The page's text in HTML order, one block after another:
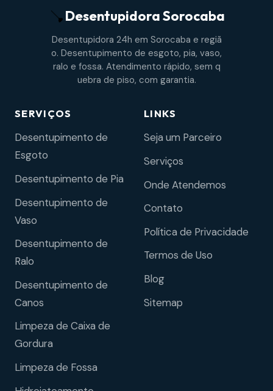
DesentupidoraSorocaba
Desentupidora 24h em Sorocaba e regiã
o. Desentupimento de esgoto, pia, vaso,
ralo e fossa. Atendimento rápido, sem q
uebra de piso, com garantia.
SERVIÇOS
Desentupimento de
Esgoto
Desentupimento de Pia
Desentupimento de
Vaso
Desentupimento de
Ralo
Desentupimento de
Canos
Limpeza de Caixa de
Gordura
Limpeza de Fossa
LINKS
Seja um Parceiro
Serviços
Onde Atendemos
Contato
Política de Privacidade
Termos de Uso
Blog
Sitemap